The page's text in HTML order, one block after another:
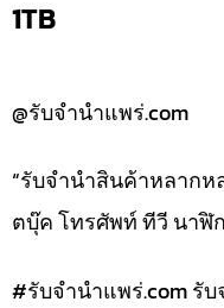
1TB
@รับจำนำแพร่.com
“รับจำนำสินค้าหลาก
ตบุ๊ค โทรศัพท์ ทีวี นาฬิ
#รับจํานําแพร่.com รับ